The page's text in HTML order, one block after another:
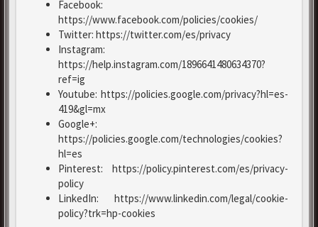
Facebook:
https://www.facebook.com/policies/cookies/
Twitter: https://twitter.com/es/privacy
Instagram:
https://help.instagram.com/1896641480634370?
ref=ig
Youtube: https://policies.google.com/privacy?hl=es-
419&gl=mx
Google+:
https://policies.google.com/technologies/cookies?
hl=es
Pinterest: https://policy.pinterest.com/es/privacy-
policy
LinkedIn: https://www.linkedin.com/legal/cookie-
policy?trk=hp-cookies